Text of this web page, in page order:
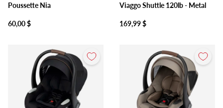
Poussette Nia
60,00 $
Viaggo Shuttle 120lb - Metal
169,99 $